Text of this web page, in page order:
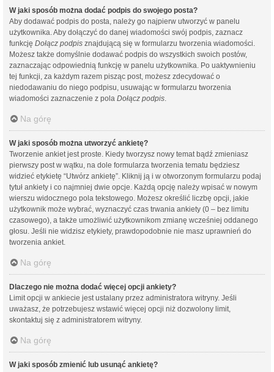
W jaki sposób można dodać podpis do swojego posta?
Aby dodawać podpis do posta, należy go najpierw utworzyć w panelu
użytkownika. Aby dołączyć do danej wiadomości swój podpis, zaznacz
funkcję Dołącz podpis znajdującą się w formularzu tworzenia wiadomości.
Możesz także domyślnie dodawać podpis do wszystkich swoich postów,
zaznaczając odpowiednią funkcję w panelu użytkownika. Po uaktywnieniu
tej funkcji, za każdym razem pisząc post, możesz zdecydować o
niedodawaniu do niego podpisu, usuwając w formularzu tworzenia
wiadomości zaznaczenie z pola Dołącz podpis.
Na górę
W jaki sposób można utworzyć ankietę?
Tworzenie ankiet jest proste. Kiedy tworzysz nowy temat bądź zmieniasz
pierwszy post w wątku, na dole formularza tworzenia tematu będziesz
widzieć etykietę “Utwórz ankietę”. Kliknij ją i w otworzonym formularzu podaj
tytuł ankiety i co najmniej dwie opcje. Każdą opcję należy wpisać w nowym
wierszu widocznego pola tekstowego. Możesz określić liczbę opcji, jakie
użytkownik może wybrać, wyznaczyć czas trwania ankiety (0 – bez limitu
czasowego), a także umożliwić użytkownikom zmianę wcześniej oddanego
głosu. Jeśli nie widzisz etykiety, prawdopodobnie nie masz uprawnień do
tworzenia ankiet.
Na górę
Dlaczego nie można dodać więcej opcji ankiety?
Limit opcji w ankiecie jest ustalany przez administratora witryny. Jeśli
uważasz, że potrzebujesz wstawić więcej opcji niż dozwolony limit,
skontaktuj się z administratorem witryny.
Na górę
W jaki sposób zmienić lub usunąć ankietę?